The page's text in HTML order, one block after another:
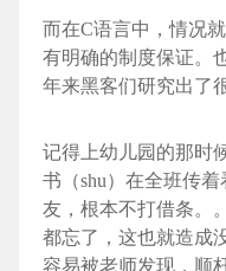
而在C语言中，情况
有明确的制度保证。
年来黑客们研究出了
记得上幼儿园的那时
书（shu）在全班传
友，根本不打借条。
都忘了，这也就造成
容易被老师发现，顺